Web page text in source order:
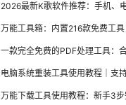
2026最新K歌软件推荐：手机、
万能工具箱：内置216款免费工具
一款完全免费的PDF处理工具：
电脑系统重装工具使用教程｜支
万能下载工具使用教程：新手3